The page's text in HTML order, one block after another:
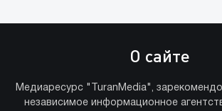
О сайте
Медиаресурс "TuranMedia",
независимое информационное